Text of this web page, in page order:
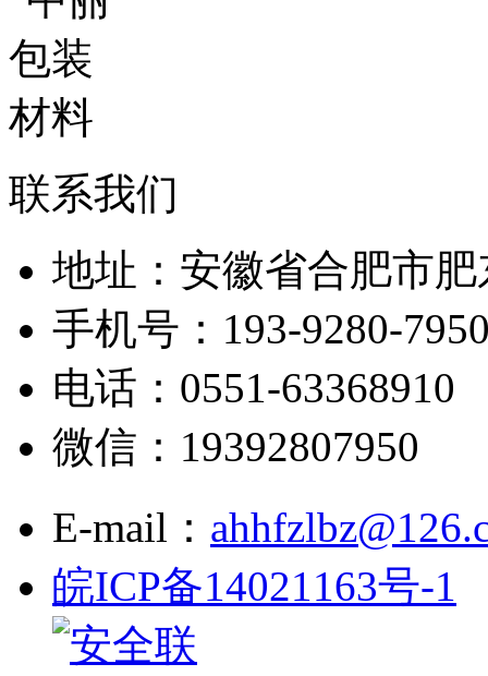
联系我们
地址：安徽省合肥市
手机号：193-9280-
电话：0551-63368910
微信：19392807950
E-mail：
皖ICP备14021163号-1